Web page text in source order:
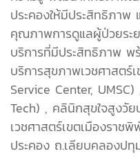
ประคองให้มีประสิทธิภาพ
คุณภาพการดูแลผู้ป่วยระย
บริการที่มีประสิทธิภาพ
บริการสุขภาพเวชศาสตร์
Service Center,
Tech) , คลินิกสุขใจสูงวั
เวชศาสตร์เขตเมืองรา
ประคอง ถ.เลียบคลองป